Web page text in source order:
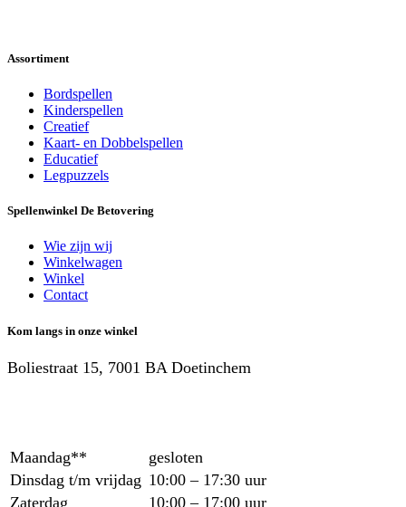
Assortiment
Bordspellen
Kinderspellen
Creatief
Kaart- en Dobbelspellen
Educatief
Legpuzzels
Spellenwinkel De Betover​ing
Wie zijn wij
Winkelwagen
Winkel
Contact
Kom langs in onze winkel
Boliestraat 15, 7001 BA Doetinchem
Maandag**
gesloten
Dinsdag t/m vrijdag 10:00 – 17:30 uur
Zaterdag
10:00 – 17:00 uur